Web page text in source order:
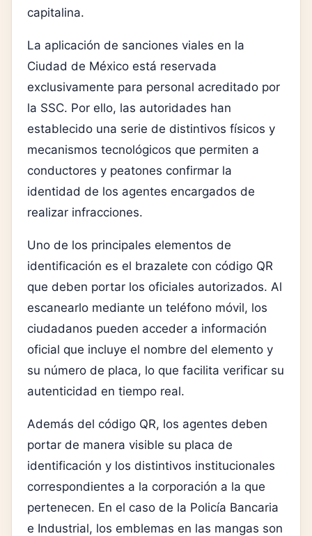
capitalina.
La aplicación de sanciones viales en la
Ciudad de México está reservada
exclusivamente para personal acreditado por
la SSC. Por ello, las autoridades han
establecido una serie de distintivos físicos y
mecanismos tecnológicos que permiten a
conductores y peatones confirmar la
identidad de los agentes encargados de
realizar infracciones.
Uno de los principales elementos de
identificación es el brazalete con código QR
que deben portar los oficiales autorizados. Al
escanearlo mediante un teléfono móvil, los
ciudadanos pueden acceder a información
oficial que incluye el nombre del elemento y
su número de placa, lo que facilita verificar su
autenticidad en tiempo real.
Además del código QR, los agentes deben
portar de manera visible su placa de
identificación y los distintivos institucionales
correspondientes a la corporación a la que
pertenecen. En el caso de la Policía Bancaria
e Industrial, los emblemas en las mangas son